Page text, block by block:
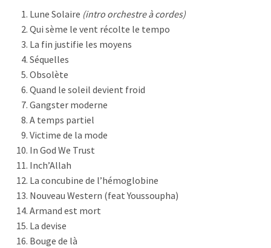
Lune Solaire (intro orchestre à cordes)
Qui sème le vent récolte le tempo
La fin justifie les moyens
Séquelles
Obsolète
Quand le soleil devient froid
Gangster moderne
A temps partiel
Victime de la mode
In God We Trust
Inch’Allah
La concubine de l’hémoglobine
Nouveau Western (feat Youssoupha)
Armand est mort
La devise
Bouge de là